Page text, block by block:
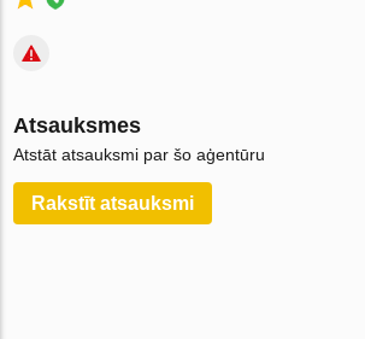
Atsauksmes
Atstāt atsauksmi par šo aģentūru
Rakstīt atsauksmi